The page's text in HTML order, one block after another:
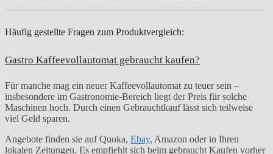
Häufig gestellte Fragen zum Produktvergleich:
Gastro Kaffeevollautomat gebraucht kaufen?
Für manche mag ein neuer Kaffeevollautomat zu teuer sein –
insbesondere im Gastronomie-Bereich liegt der Preis für solche
Maschinen hoch. Durch einen Gebrauchtkauf lässt sich teilweise
viel Geld sparen.
Angebote finden sie auf Quoka, Ebay, Amazon oder in Ihren
lokalen Zeitungen. Es empfiehlt sich beim gebraucht Kaufen vorher